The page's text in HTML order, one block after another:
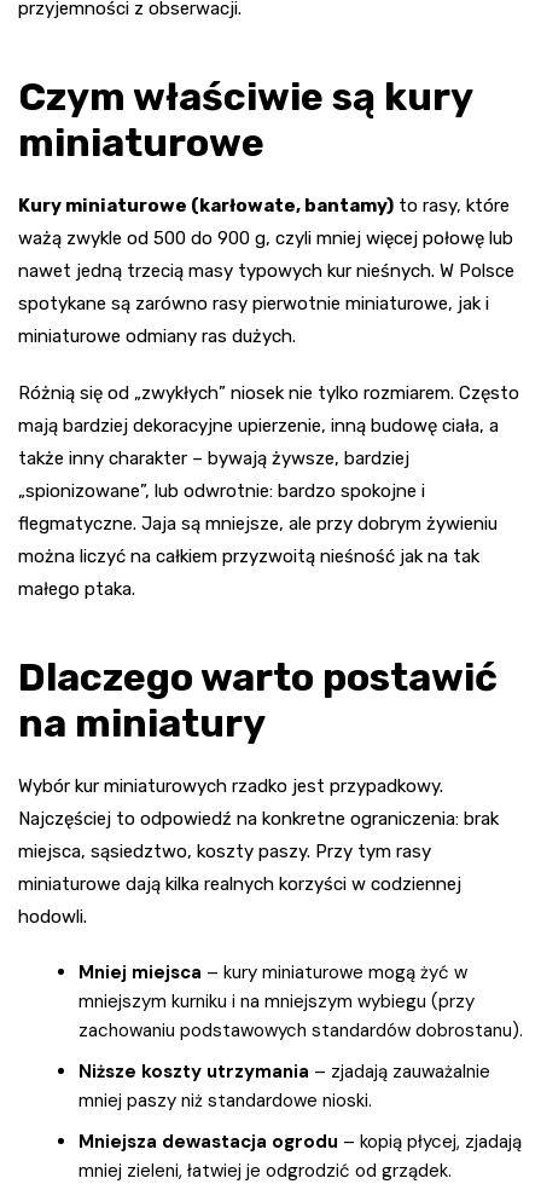
przyjemności z obserwacji.
Czym właściwie są kury
miniaturowe
Kury miniaturowe (karłowate, bantamy) to rasy, które
ważą zwykle od 500 do 900 g, czyli mniej więcej połowę lub
nawet jedną trzecią masy typowych kur nieśnych. W Polsce
spotykane są zarówno rasy pierwotnie miniaturowe, jak i
miniaturowe odmiany ras dużych.
Różnią się od „zwykłych” niosek nie tylko rozmiarem. Często
mają bardziej dekoracyjne upierzenie, inną budowę ciała, a
także inny charakter – bywają żywsze, bardziej
„spionizowane”, lub odwrotnie: bardzo spokojne i
flegmatyczne. Jaja są mniejsze, ale przy dobrym żywieniu
można liczyć na całkiem przyzwoitą nieśność jak na tak
małego ptaka.
Dlaczego warto postawić
na miniatury
Wybór kur miniaturowych rzadko jest przypadkowy.
Najczęściej to odpowiedź na konkretne ograniczenia: brak
miejsca, sąsiedztwo, koszty paszy. Przy tym rasy
miniaturowe dają kilka realnych korzyści w codziennej
hodowli.
Mniej miejsca – kury miniaturowe mogą żyć w
mniejszym kurniku i na mniejszym wybiegu (przy
zachowaniu podstawowych standardów dobrostanu).
Niższe koszty utrzymania – zjadają zauważalnie
mniej paszy niż standardowe nioski.
Mniejsza dewastacja ogrodu – kopią płycej, zjadają
mniej zieleni, łatwiej je odgrodzić od grządek.